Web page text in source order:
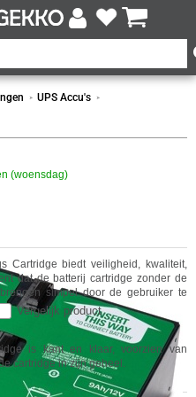
UPS Accu's
(woensdag)
30 dagen bedenktermijn!
24 maanden garantie!
Achteraf betalen!
Vergelijk product
Cartridge biedt veiligheid, kwaliteit,
dat de batterij cartridge zonder de
simpel door de gebruiker te
is kant en klaar, voorzien van
cartridge in zijn geheel.